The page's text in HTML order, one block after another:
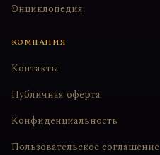
Энциклопедия
КОМПАНИЯ
Контакты
Публичная оферта
Конфиденциальность
Пользовательское соглашение